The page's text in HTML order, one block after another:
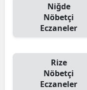
Niğde
Nöbetçi
Eczaneler
Rize
Nöbetçi
Eczaneler